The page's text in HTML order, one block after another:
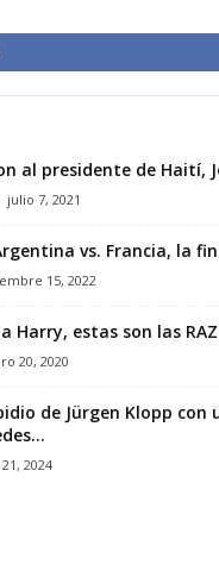
al presidente de Haití,
julio 7, 2021
vs. Francia, la
15, 2022
Harry, estas son las
20, 2020
de Jürgen Klopp con
2024